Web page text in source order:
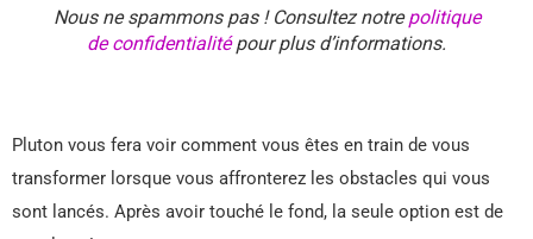
Nous ne spammons pas ! Consultez notrepolitique
de confidentialitépour plus d’informations.
Pluton vous fera voir comment vous êtes en train de vous
transformer lorsque vous affronterez les obstacles qui vous
sont lancés. Après avoir touché le fond, la seule option est de